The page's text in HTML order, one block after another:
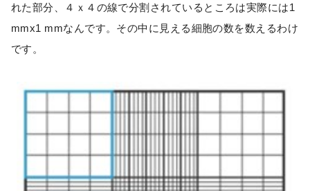
れた部分、４ｘ４の線で分割されているところは実際には1
mmx1 mmなんです。その中に見える細胞の数を数えるわけ
です。